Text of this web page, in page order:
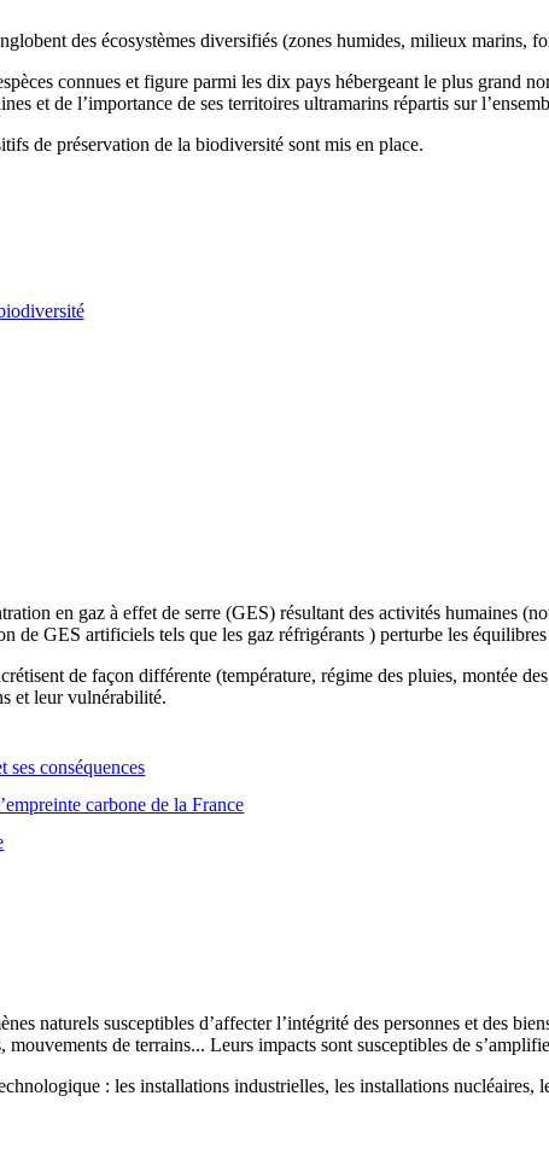
des écosystèmes diversifiés (zones humides, milieux marins,
connues et figure parmi les dix pays hébergeant le plus grand
et de l’importance de ses territoires ultramarins répartis sur
de préservation de la biodiversité sont mis en place.
en gaz à effet de serre (GES) résultant des activités humaines
de GES artificiels tels que les gaz réfrigérants ) perturbe les
de façon différente (température, régime des pluies, montée
et leur vulnérabilité.
ses conséquences
carbone de la France
naturels susceptibles d’affecter l’intégrité des personnes et des
de terrains... Leurs impacts sont susceptibles de
: les installations industrielles, les installations nucléaires,